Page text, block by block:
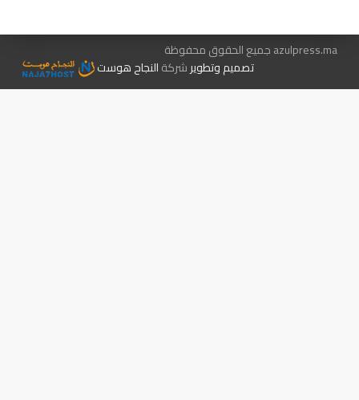
azulpress.ma جميع الحقوق محفوظة
تصميم وتطويرشركةالنجاح هوست